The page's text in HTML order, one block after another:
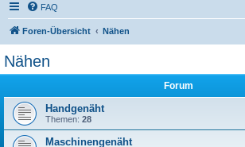
FAQ
Foren-Übersicht Nähen
Nähen
Forum
Handgenäht
Themen: 28
Maschinengenäht